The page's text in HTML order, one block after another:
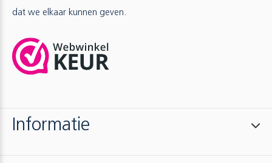
dat we elkaar kunnen geven.
Informatie